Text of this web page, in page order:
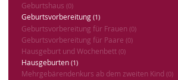
Geburtshaus (0)
Geburtsvorbereitung (1)
Geburtsvorbereitung für Frauen (0)
Geburtsvorbereitung für Paare (0)
Hausgeburt und Wochenbett (0)
Hausgeburten (1)
Mehrgebärendenkurs ab dem zweiten Kind (0)